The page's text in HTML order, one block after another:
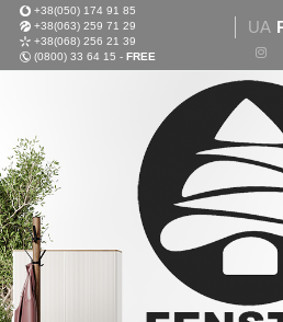
+38(050) 174 91 85
+38(063) 259 71 29
+38(068) 256 21 39
(0800) 33 64 15 - FREE
UA